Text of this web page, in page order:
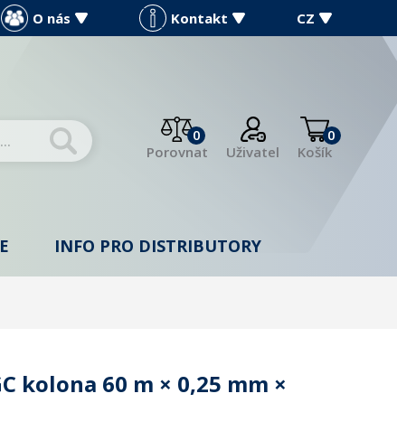
O nás Kontakt CZ
0
Porovnat
Uživatel
0
Košík
INFO PRO DISTRIBUTORY
kolona 60 m × 0,25 mm ×